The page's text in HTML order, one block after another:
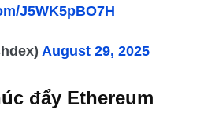
J5WK5pBO7H
August 29, 2025
đẩy Ethereum